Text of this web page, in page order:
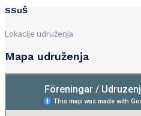
SSuŠ
Lokacije udruženja
Mapa udruženja